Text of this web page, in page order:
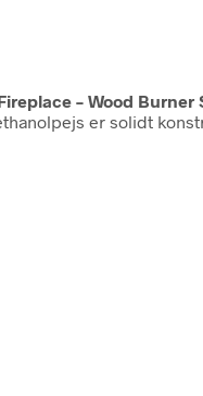
– Wood Burner
er solidt